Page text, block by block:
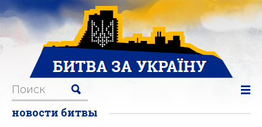
новости битвы